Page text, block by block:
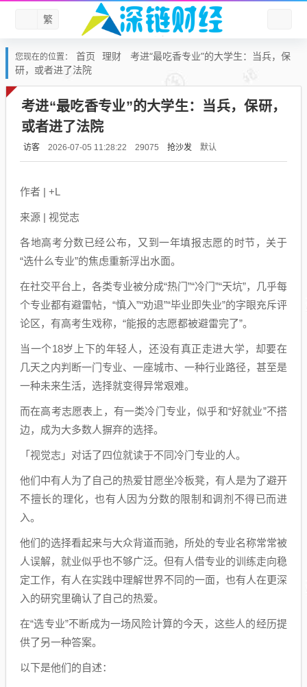
繁
您现在的位置： 首页 理财
考进“最吃香专业”的大学生：当兵，保
研，或者进了法院
考进“最吃香专业”的大学生：当兵，保研，
或者进了法院
访客 2026-07-05 11:28:22 29075 抢沙发 默认
作者 | +L
来源 | 视觉志
各地高考分数已经公布，又到一年填报志愿的时节，关于
“选什么专业”的焦虑重新浮出水面。
在社交平台上，各类专业被分成“热门”“冷门”“天坑”，几乎每
个专业都有避雷帖，“慎入”“劝退”“毕业即失业”的字眼充斥评
论区，有高考生戏称，“能报的志愿都被避雷完了”。
当一个18岁上下的年轻人，还没有真正走进大学，却要在
几天之内判断一门专业、一座城市、一种行业路径，甚至是
一种未来生活，选择就变得异常艰难。
而在高考志愿表上，有一类冷门专业，似乎和“好就业”不搭
边，成为大多数人摒弃的选择。
「视觉志」对话了四位就读于不同冷门专业的人。
他们中有人为了自己的热爱甘愿坐冷板凳，有人是为了避开
不擅长的理化，也有人因为分数的限制和调剂不得已而进
入。
他们的选择看起来与大众背道而驰，所处的专业名称常常被
人误解，就业似乎也不够广泛。但有人借专业的训练走向稳
定工作，有人在实践中理解世界不同的一面，也有人在更深
入的研究里确认了自己的热爱。
在“选专业”不断成为一场风险计算的今天，这些人的经历提
供了另一种答案。
以下是他们的自述：